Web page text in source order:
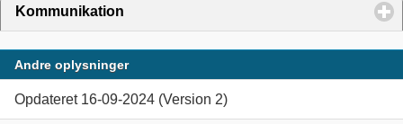
Kommunikation
Andre oplysninger
Opdateret 16-09-2024 (Version 2)